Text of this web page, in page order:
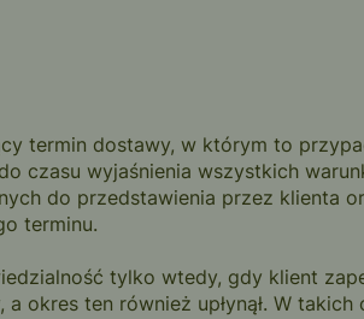
termin dostawy, w którym to
czasu wyjaśnienia wszystkich
do przedstawienia przez klienta
terminu.
tylko wtedy, gdy klient
okres ten również upłynął. W